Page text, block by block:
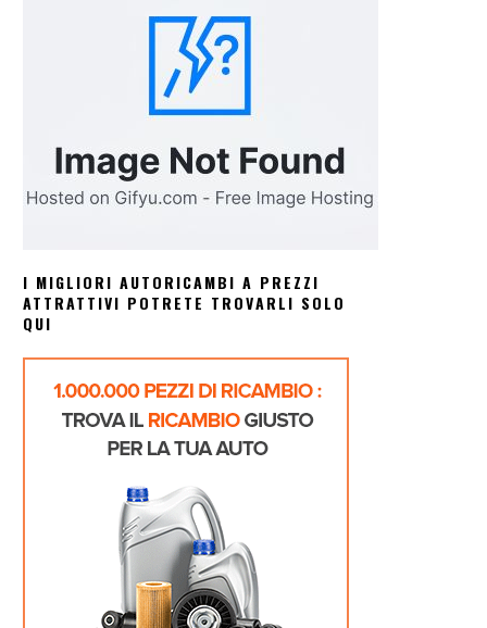
I MIGLIORI AUTORICAMBI A PREZZI
ATTRATTIVI POTRETE TROVARLI SOLO
QUI